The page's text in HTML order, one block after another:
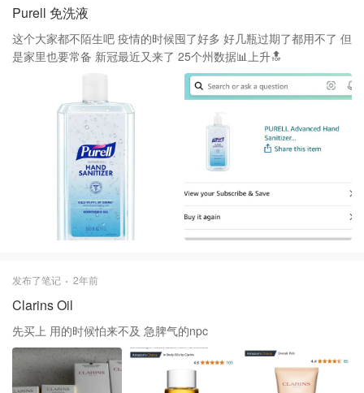
Purell 免洗液
这个大家都不陌生吧 疫情的时候囤了好多 好几瓶过期了都用不了 但
是家里也要常备 新冠最近又来了 25个州数据📊上升🔝
发布了笔记 2年前
Clarins Oil
先买上 用的时候怕来不及 急脾气的npc